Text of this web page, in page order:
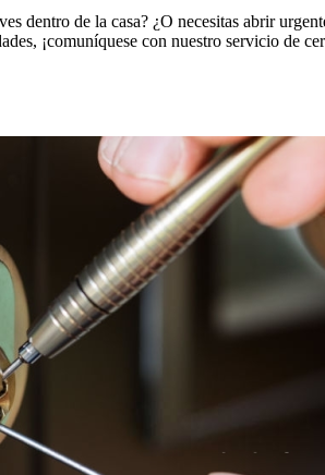
dentro de la casa? ¿O necesitas abrir
¡comuníquese con nuestro servicio de